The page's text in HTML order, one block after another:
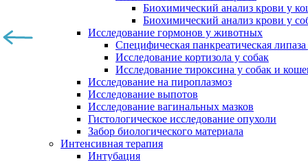
Биохимический анализ крови у
Биохимический анализ крови у
Исследование гормонов у животных
Специфическая панкреатическая
Исследование кортизола у собак
Исследование тироксина у собак и
Исследование на пироплазмоз
Исследование выпотов
Исследование вагинальных мазков
Гистологическое исследование опухоли
Забор биологического материала
Интенсивная терапия
Интубация